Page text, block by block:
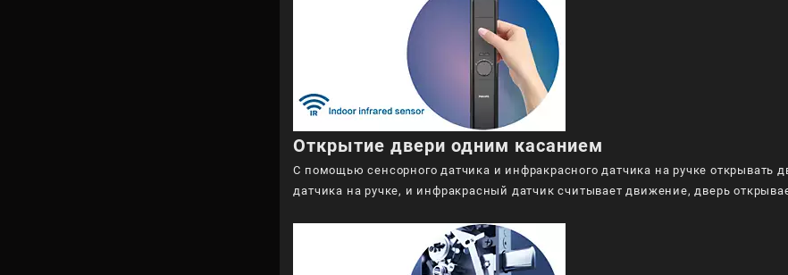
Открытие двери одним касанием
С помощью сенсорного датчика и инфракрасного датчика на ручке открывать
датчика на ручке, и инфракрасный датчик считывает движение, дверь